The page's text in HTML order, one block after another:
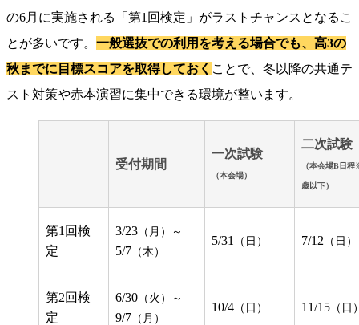
の6月に実施される「第1回検定」がラストチャンスとなるこ
とが多いです。 一般選抜での利用を考える場合でも、高3の
秋までに目標スコアを取得しておく ことで、冬以降の共通テ
スト対策や赤本演習に集中できる環境が整います。
受付期間
一次試験
（本会場）
二次試験
（本会場B日
歳以下）
第1回検
定
3/23 （月）～
5/7 （木）
5/31 （日） 7/12 （日）
第2回検
定
6/30 （火）～
9/7 （月）
10/4 （日） 11/15 （日